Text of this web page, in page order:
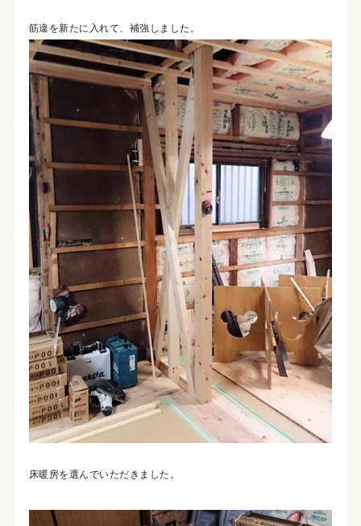
筋違を新たに入れて、補強しました。
床暖房を選んでいただきました。